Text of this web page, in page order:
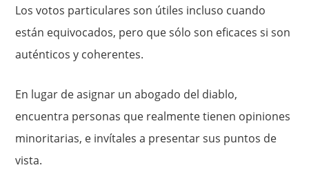
Los votos particulares son útiles incluso cuando
están equivocados, pero que sólo son eficaces si son
auténticos y coherentes.
En lugar de asignar un abogado del diablo,
encuentra personas que realmente tienen opiniones
minoritarias, e invítales a presentar sus puntos de
vista.